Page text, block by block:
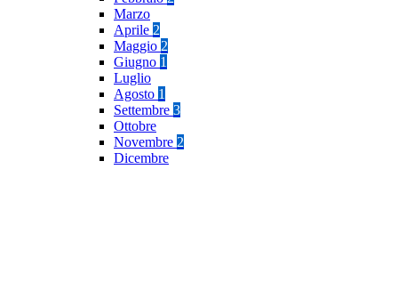
Marzo
Aprile 2
Maggio 2
Giugno 1
Luglio
Agosto 1
Settembre 3
Ottobre
Novembre 2
Dicembre